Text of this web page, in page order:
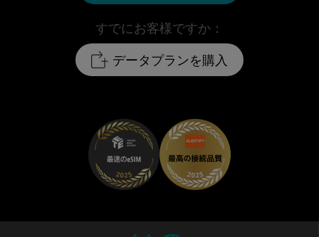
すでにお客様ですか：
データプランを購入